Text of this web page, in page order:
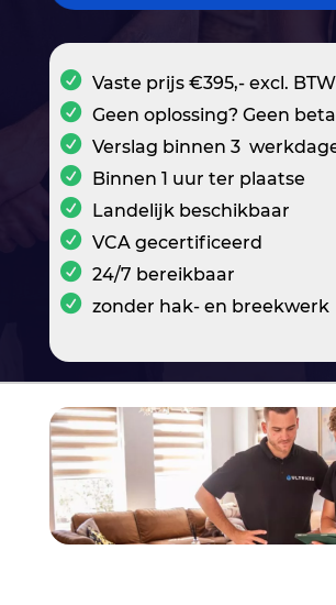
Vaste prijs €395,- excl. BTW
Geen oplossing? Geen
Verslag binnen 3
Binnen 1 uur ter plaatse
Landelijk beschikbaar
VCA gecertificeerd
24/7 bereikbaar
zonder hak- en breekwerk